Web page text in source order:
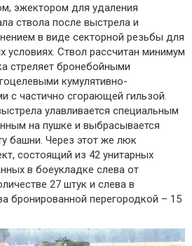
эжектором для удаления
ствола после выстрела и
в виде секторной резьбы для
условиях. Ствол рассчитан минимум
стреляет бронебойными
кумулятивно-
с частично сгорающей гильзой.
улавливается специальным
на пушке и выбрасывается
башни. Через этот же люк
состоящий из 42 унитарных
в боеукладке слева от
27 штук и слева в
бронированной перегородкой – 15